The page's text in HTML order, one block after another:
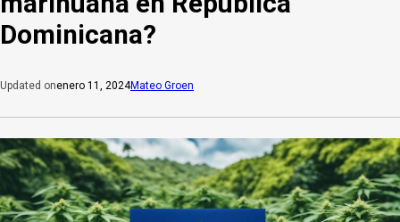
Dominicana?
Updated onenero 11, 2024Mateo Groen